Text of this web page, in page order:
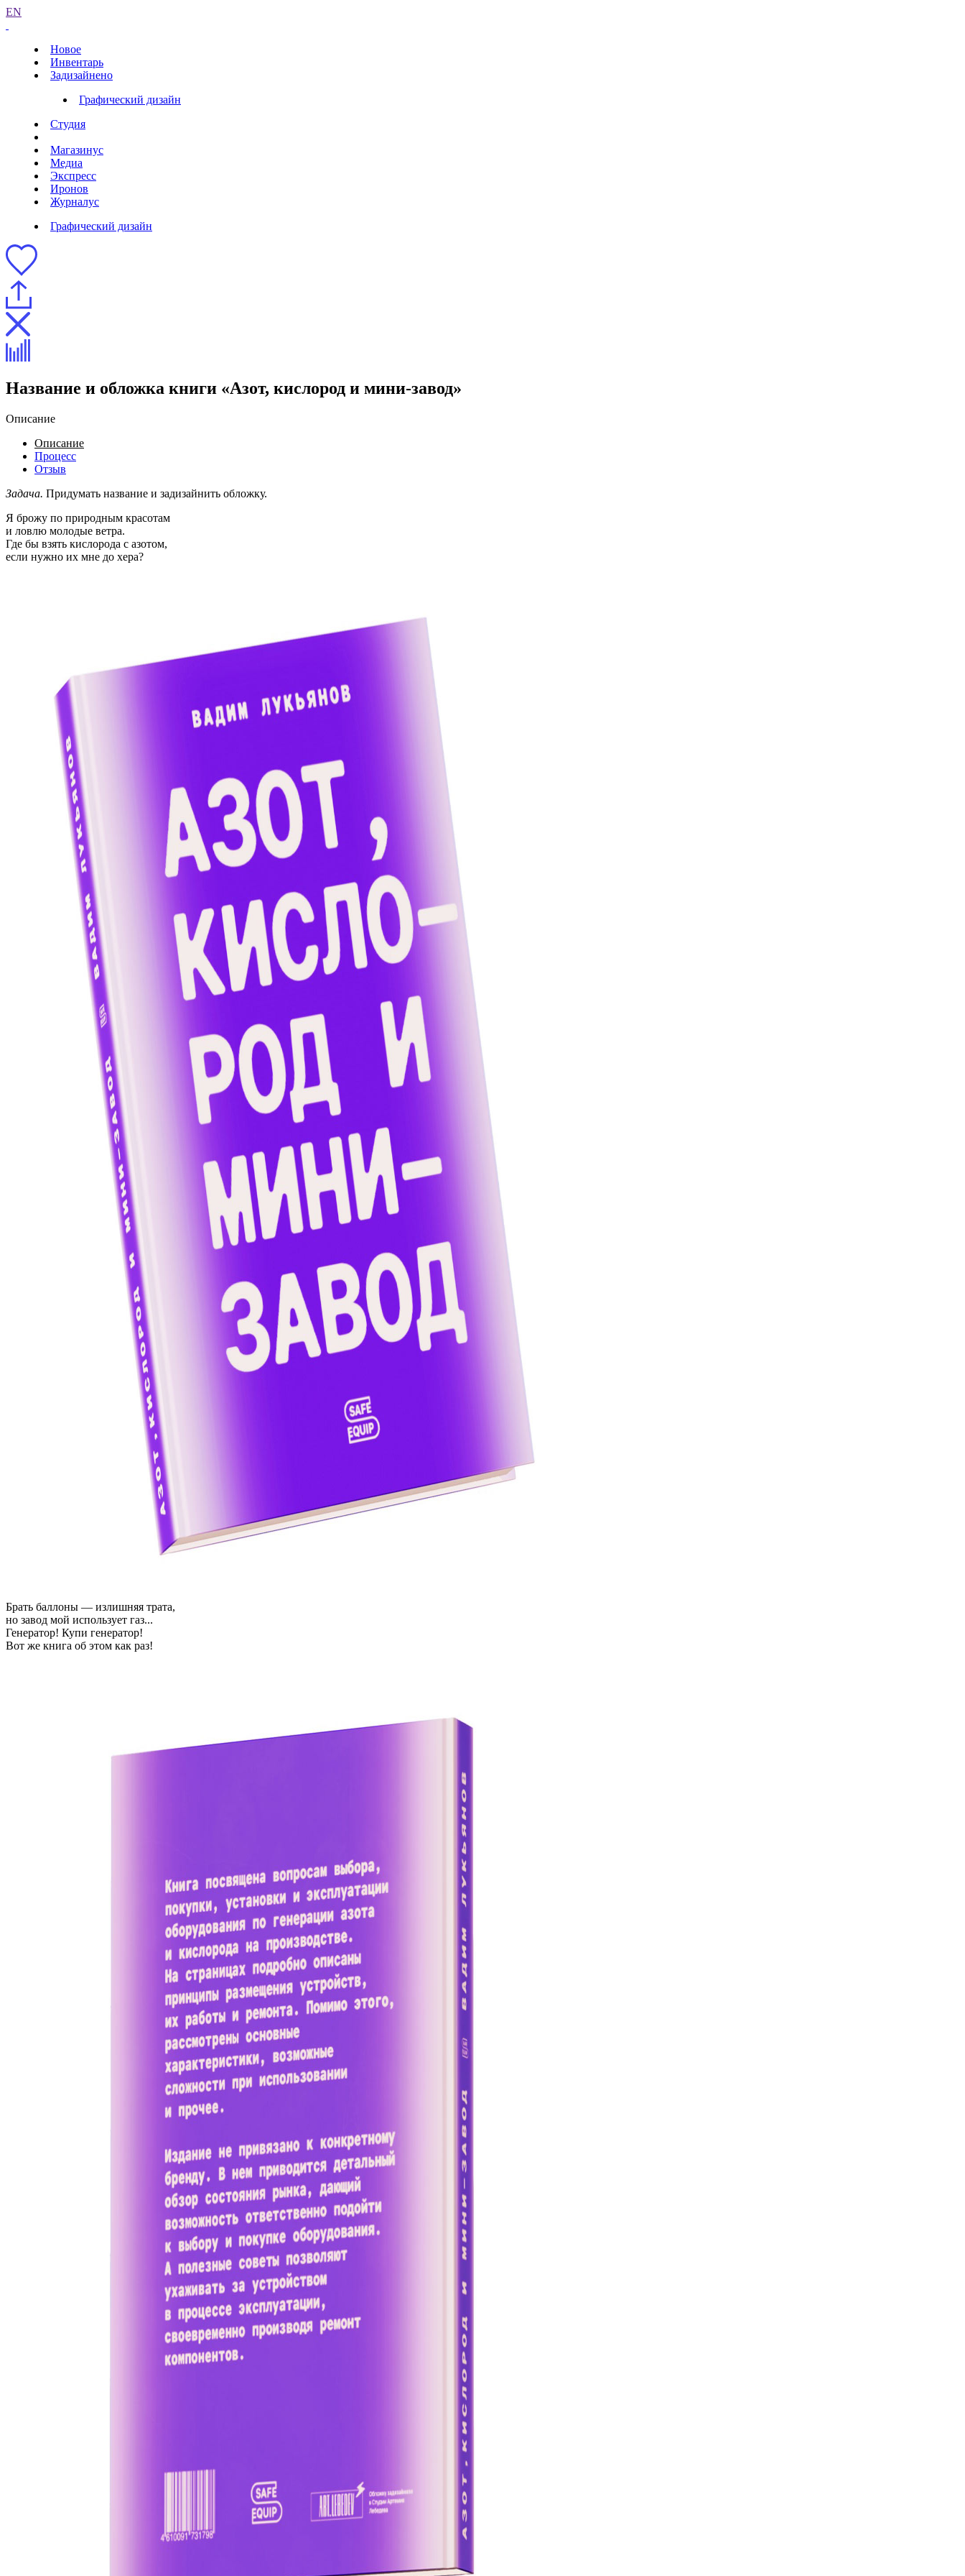
EN
Новое
Инвентарь
Задизайнено
Графический дизайн
Студия
Магазинус
Медиа
Экспресс
Иронов
Журналус
Графический дизайн
Название и обложка книги «Азот, кислород и мини-завод»
Описание
Описание
Процесс
Отзыв
Задача. Придумать название и задизайнить обложку.
Я брожу по природным красотам
и ловлю молодые ветра.
Где бы взять кислорода с азотом,
если нужно их мне до хера?
Брать баллоны — излишняя трата,
но завод мой использует газ...
Генератор! Купи генератор!
Вот же книга об этом как раз!